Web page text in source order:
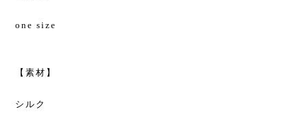
one size
【素材】
シルク